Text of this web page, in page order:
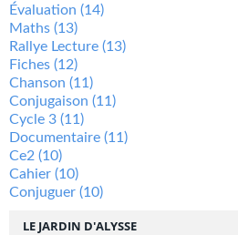
LE JARDIN D'ALYSSE
Évaluation (14)
Maths (13)
Rallye Lecture (13)
Fiches (12)
Chanson (11)
Conjugaison (11)
Cycle 3 (11)
Documentaire (11)
Ce2 (10)
Cahier (10)
Conjuguer (10)